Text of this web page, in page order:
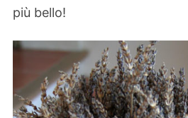
più bello!